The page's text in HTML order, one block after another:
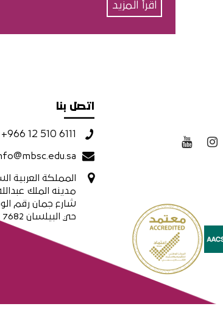
اقرأ المزيد
اتصل بنا
+966 12 510 6111
المملكة العربية
مدينه الملك
شارع جمان رقم
حي البيلسان 7682